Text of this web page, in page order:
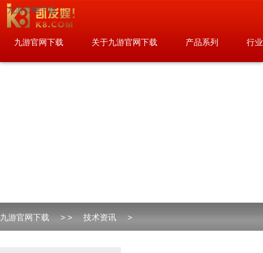
九游官网下载
九游官网下载 关于九游官网下载 产品系列 行
九游官网下载 > > 技术资讯 >